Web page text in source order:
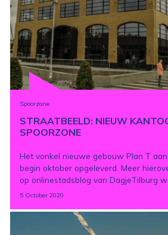
Spoorzone
STRAATBEELD: NIEUW
SPOORZONE
Het vonkel nieuwe gebouw Plan T
begin oktober opgeleverd. Meer
op onlinestadsblog van DagjeTilburg
5 October 2020